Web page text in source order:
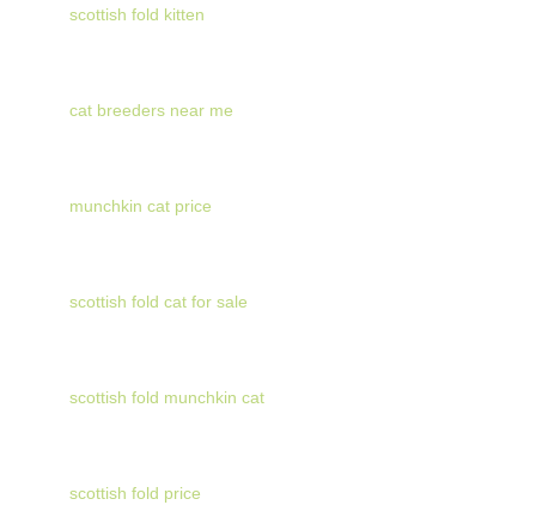
scottish fold kitten
cat breeders near me
munchkin cat price
scottish fold cat for sale
scottish fold munchkin cat
scottish fold price